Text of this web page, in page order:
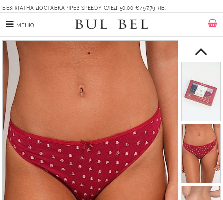
БЕЗПЛАТНА ДОСТАВКА ЧРЕЗ SPEEDY СЛЕД 50.00 €/97.79 ЛВ.
МЕНЮ